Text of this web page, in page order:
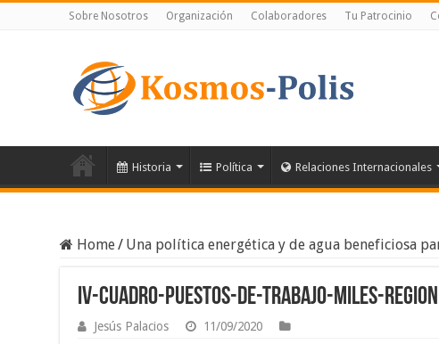
Sobre Nosotros Organización Colaboradores Tu Patrocinio
Historia Política Relaciones Internacionales
Home/ Una política energética y de agua beneficiosa
IV-Cuadro-Puestos-de-trabajo-miles-
Jesús Palacios 11/09/2020